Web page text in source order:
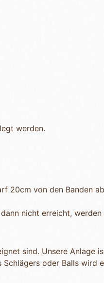
werden.
20cm von den Banden
nicht erreicht, werden
sind. Unsere Anlage
oder Balls wird